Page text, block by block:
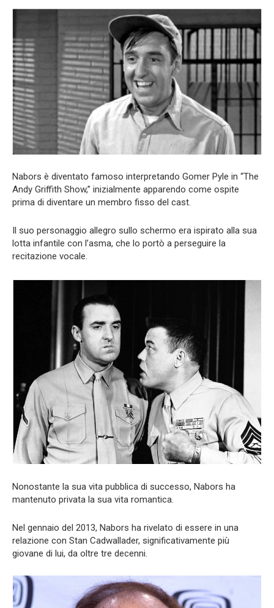
Nabors è diventato famoso interpretando Gomer Pyle in “The
Andy Griffith Show,” inizialmente apparendo come ospite
prima di diventare un membro fisso del cast.
Il suo personaggio allegro sullo schermo era ispirato alla sua
lotta infantile con l’asma, che lo portò a perseguire la
recitazione vocale.
Nonostante la sua vita pubblica di successo, Nabors ha
mantenuto privata la sua vita romantica.
Nel gennaio del 2013, Nabors ha rivelato di essere in una
relazione con Stan Cadwallader, significativamente più
giovane di lui, da oltre tre decenni.